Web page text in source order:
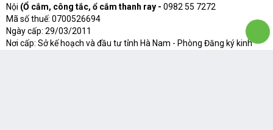
Nội (Ổ cắm, công tắc, ổ cắm thanh ray - 0982 55 7272
Mã số thuế: 0700526694
Ngày cấp: 29/03/2011
Nơi cấp: Sở kế hoạch và đầu tư tỉnh Hà Nam - Phòng Đăng ký kinh